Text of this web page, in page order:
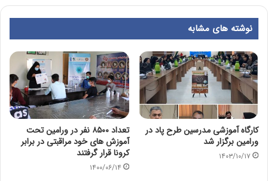
نوشته های مشابه
کارگاه آموزشی مدرسین طرح پاد در
ورامین برگزار شد
۱۴۰۳/۱۰/۱۷
تعداد ۸۵۰۰ نفر در ورامین تحت
آموزش های خود مراقبتی در برابر
کرونا قرار گرفتند
۱۴۰۰/۰۶/۱۴